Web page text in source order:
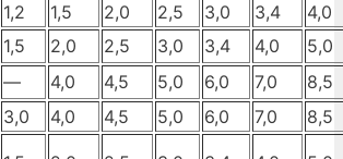
1,2 1,5 2,0 2,5 3,0 3,4
4,0
1,5 2,0 2,5 3,0 3,4 4,0
5,0
— 4,0 4,5 5,0 6,0 7,0
8,5
3,0 4,0 4,5 5,0 6,0 7,0 8,5